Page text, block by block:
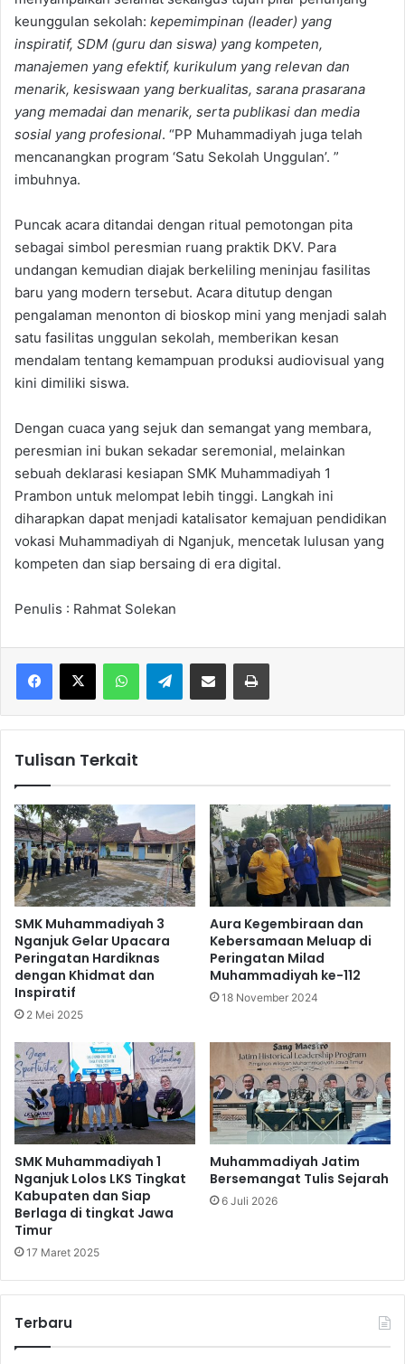
keunggulan sekolah: kepemimpinan (leader) yang
inspiratif, SDM (guru dan siswa) yang kompeten,
manajemen yang efektif, kurikulum yang relevan dan
menarik, kesiswaan yang berkualitas, sarana prasarana
yang memadai dan menarik, serta publikasi dan media
sosial yang profesional. “PP Muhammadiyah juga telah
mencanangkan program ‘Satu Sekolah Unggulan’. ”
imbuhnya.
Puncak acara ditandai dengan ritual pemotongan pita
sebagai simbol peresmian ruang praktik DKV. Para
undangan kemudian diajak berkeliling meninjau fasilitas
baru yang modern tersebut. Acara ditutup dengan
pengalaman menonton di bioskop mini yang menjadi salah
satu fasilitas unggulan sekolah, memberikan kesan
mendalam tentang kemampuan produksi audiovisual yang
kini dimiliki siswa.
Dengan cuaca yang sejuk dan semangat yang membara,
peresmian ini bukan sekadar seremonial, melainkan
sebuah deklarasi kesiapan SMK Muhammadiyah 1
Prambon untuk melompat lebih tinggi. Langkah ini
diharapkan dapat menjadi katalisator kemajuan pendidikan
vokasi Muhammadiyah di Nganjuk, mencetak lulusan yang
kompeten dan siap bersaing di era digital.
Penulis : Rahmat Solekan
WhatsAppTelegramShare via Email Cetak
Tulisan Terkait
SMK Muhammadiyah 3
Nganjuk Gelar Upacara
Peringatan Hardiknas
dengan Khidmat dan
Inspiratif
2 Mei 2025
Aura Kegembiraan dan
Kebersamaan Meluap di
Peringatan Milad
Muhammadiyah ke-112
18 November 2024
SMK Muhammadiyah 1
Nganjuk Lolos LKS Tingkat
Kabupaten dan Siap
Berlaga di tingkat Jawa
Timur
17 Maret 2025
Muhammadiyah Jatim
Bersemangat Tulis Sejarah
6 Juli 2026
Terbaru